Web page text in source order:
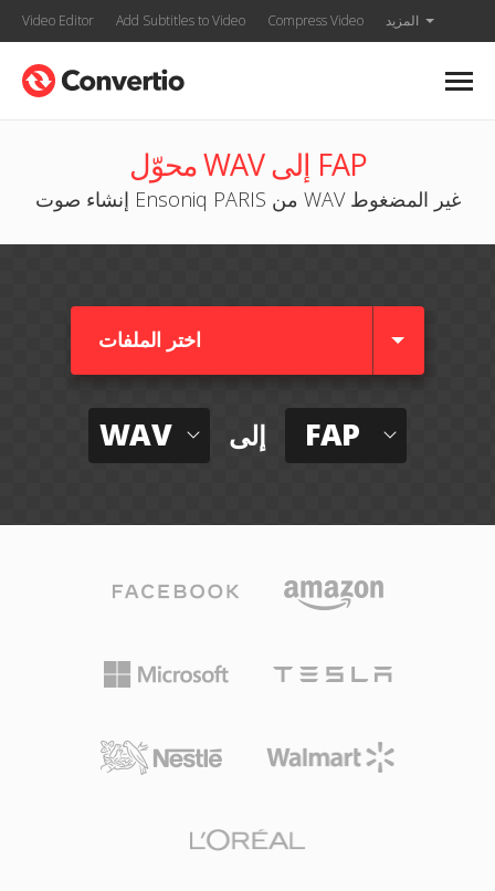
Video Editor Add Subtitles to Video Compress Video المزيد
محوّل WAV إلى FAP
إنشاء صوت Ensoniq PARIS من WAV غير المضغوط
اختر الملفات
WAV إلى FAP